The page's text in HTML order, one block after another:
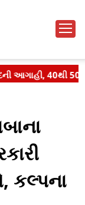
કલ્પના